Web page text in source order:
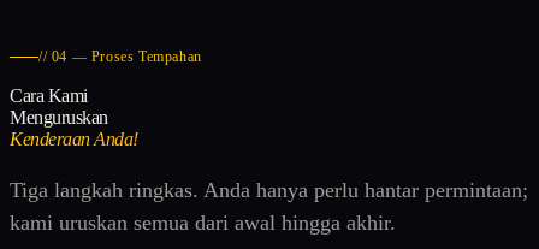
// 04 — Proses Tempahan
Cara Kami
Menguruskan
Kenderaan Anda!
Tiga langkah ringkas. Anda hanya perlu hantar permintaan;
kami uruskan semua dari awal hingga akhir.